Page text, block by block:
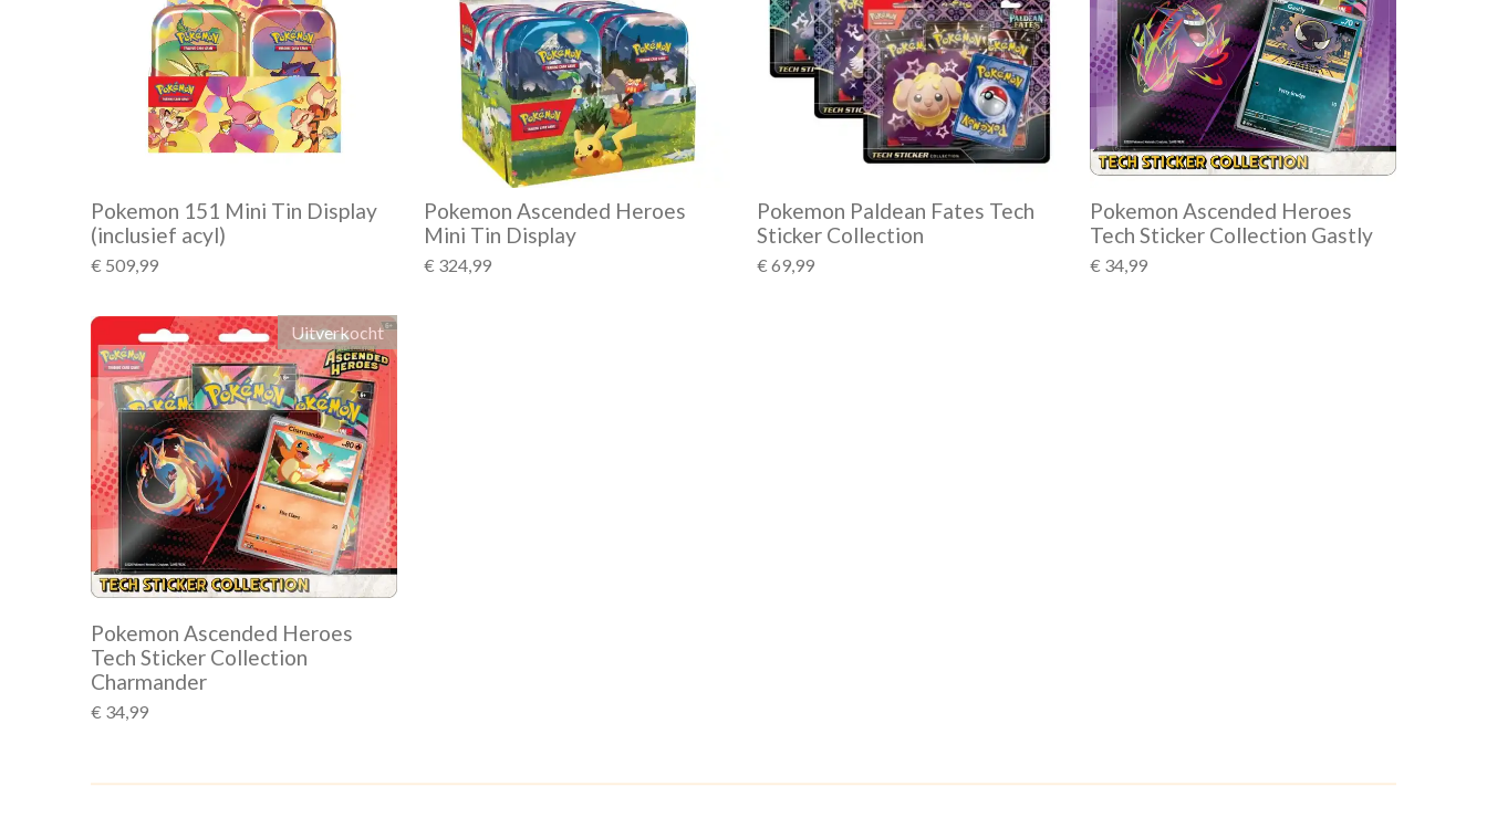
Pokemon 151 Mini Tin Display
(inclusief acyl)
€ 509,99
Pokemon Ascended Heroes
Mini Tin Display
€ 324,99
Pokemon Paldean Fates Tech
Sticker Collection
€ 69,99
Pokemon Ascended Heroes
Tech Sticker Collection Gastly
€ 34,99
Uitverkocht
Pokemon Ascended Heroes
Tech Sticker Collection
Charmander
€ 34,99